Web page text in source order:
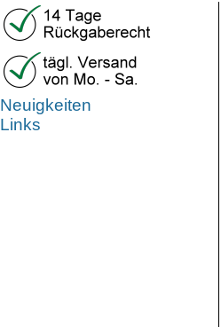
Neuigkeiten
Links